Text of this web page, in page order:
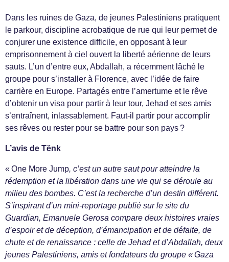
Dans les ruines de Gaza, de jeunes Palestiniens pratiquent
le parkour, discipline acrobatique de rue qui leur permet de
conjurer une existence difficile, en opposant à leur
emprisonnement à ciel ouvert la liberté aérienne de leurs
sauts. L’un d’entre eux, Abdallah, a récemment lâché le
groupe pour s’installer à Florence, avec l’idée de faire
carrière en Europe. Partagés entre l’amertume et le rêve
d’obtenir un visa pour partir à leur tour, Jehad et ses amis
s’entraînent, inlassablement. Faut-il partir pour accomplir
ses rêves ou rester pour se battre pour son pays ?
L’avis de Tënk
« One More Jump, c’est un autre saut pour atteindre la
rédemption et la libération dans une vie qui se déroule au
milieu des bombes. C’est la recherche d’un destin différent.
S’inspirant d’un mini-reportage publié sur le site du
Guardian, Emanuele Gerosa compare deux histoires vraies
d’espoir et de déception, d’émancipation et de défaite, de
chute et de renaissance : celle de Jehad et d’Abdallah, deux
jeunes Palestiniens, amis et fondateurs du groupe « Gaza